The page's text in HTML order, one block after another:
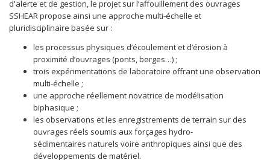
d'alerte et de gestion, le projet sur l’affouillement des ouvrages
SSHEAR propose ainsi une approche multi-échelle et
pluridisciplinaire basée sur :
les processus physiques d’écoulement et d’érosion à
proximité d’ouvrages (ponts, berges…) ;
trois expérimentations de laboratoire offrant une observation
multi-échelle ;
une approche réellement novatrice de modélisation
biphasique ;
les observations et les enregistrements de terrain sur des
ouvrages réels soumis aux forçages hydro-
sédimentaires naturels voire anthropiques ainsi que des
développements de matériel.